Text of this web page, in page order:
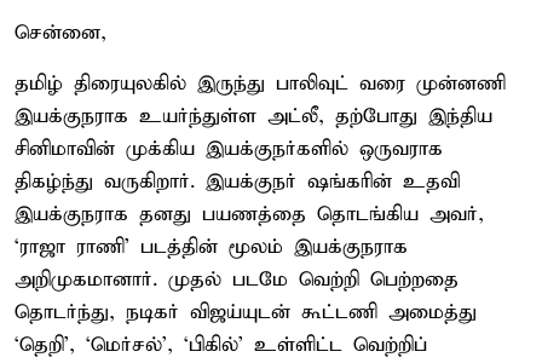
சென்னை,
தமிழ் திரையுலகில் இருந்து பாலிவுட் வரை முன்னணி
இயக்குநராக உயர்ந்துள்ள அட்லீ, தற்போது இந்திய
சினிமாவின் முக்கிய இயக்குநர்களில் ஒருவராக
திகழ்ந்து வருகிறார். இயக்குநர் ஷங்கரின் உதவி
இயக்குநராக தனது பயணத்தை தொடங்கிய அவர்,
‘ராஜா ராணி’ படத்தின் மூலம் இயக்குநராக
அறிமுகமானார். முதல் படமே வெற்றி பெற்றதை
தொடர்ந்து, நடிகர் விஜய்யுடன் கூட்டணி அமைத்து
‘தெறி’, ‘மெர்சல்’, ‘பிகில்’ உள்ளிட்ட வெற்றிப்